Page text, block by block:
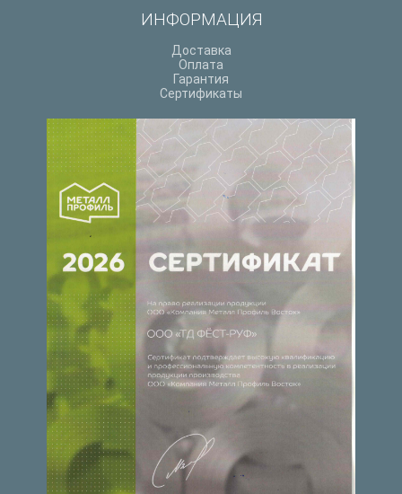
ИНФОРМАЦИЯ
Доставка
Оплата
Гарантия
Сертификаты